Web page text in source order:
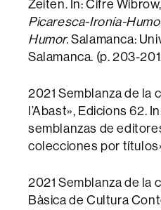
Zeiten. In: Cifre
Picaresca-Ironía-
Humor.Salamanca:
Salamanca. (p. 203-
2021 Semblanza de la
l’Abast», Edicions 62.
semblanzas de
colecciones por
2021 Semblanza de la
Bàsica de Cultura